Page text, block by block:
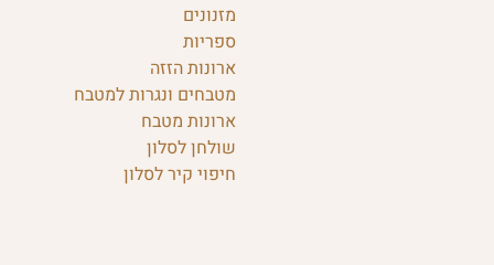
מזנונים
ספריות
ארונות הזזה
מטבחים ונגרות למטבח
ארונות מטבח
שולחן לסלון
חיפוי קיר לסלון